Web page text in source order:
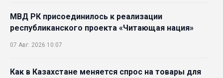
МВД РК присоединилось к реализации
республиканского проекта «Читающая нация»
07 Авг. 2026 10:07
Как в Казахстане меняется спрос на товары для